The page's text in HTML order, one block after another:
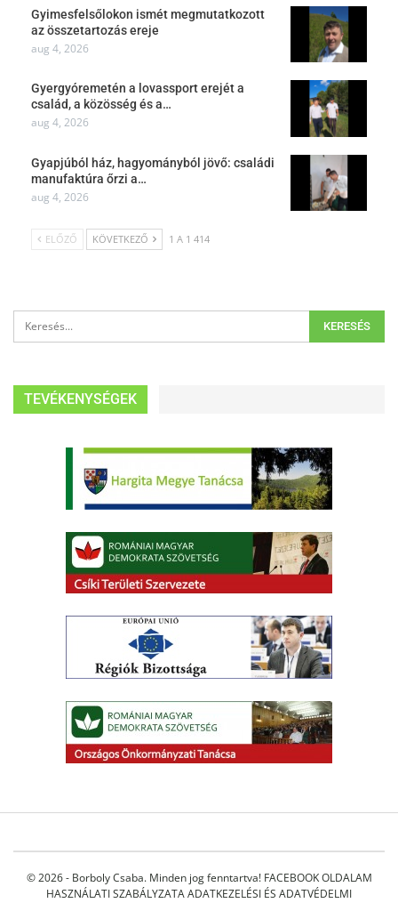
Gyimesfelsőlokon ismét megmutatkozott
az összetartozás ereje
aug 4, 2026
Gyergyóremetén a lovassport erejét a
család, a közösség és a…
aug 4, 2026
Gyapjúból ház, hagyományból jövő: családi
manufaktúra őrzi a…
aug 4, 2026
ELŐZŐ KÖVETKEZŐ 1 A 1 414
TEVÉKENYSÉGEK
© 2026 - Borboly Csaba. Minden jog fenntartva! FACEBOOK OLDALAM
HASZNÁLATI SZABÁLYZATAADATKEZELÉSI ÉS ADATVÉDELMI